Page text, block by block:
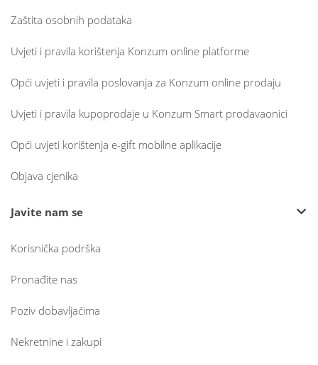
Zaštita osobnih podataka
Uvjeti i pravila korištenja Konzum online platforme
Opći uvjeti i pravila poslovanja za Konzum online prodaju
Uvjeti i pravila kupoprodaje u Konzum Smart prodavaonici
Opći uvjeti korištenja e-gift mobilne aplikacije
Objava cjenika
Javite nam se
Korisnička podrška
Pronađite nas
Poziv dobavljačima
Nekretnine i zakupi